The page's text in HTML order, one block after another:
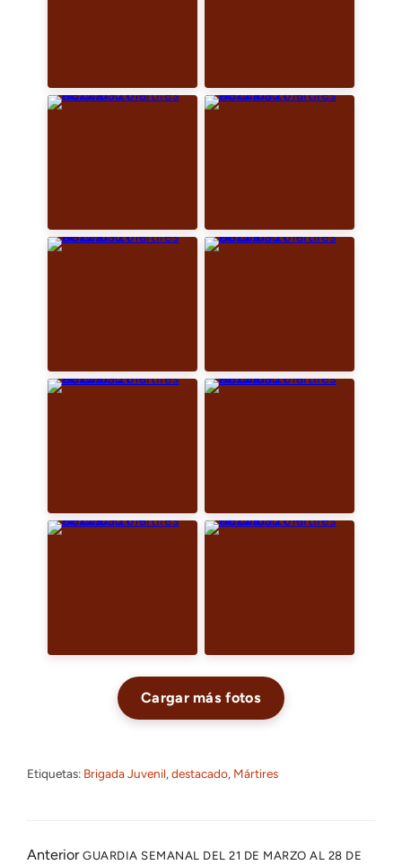
Cargar más fotos
Etiquetas: Brigada Juvenil, destacado, Mártires
Anterior GUARDIA SEMANAL DEL 21 DE MARZO AL 28 DE